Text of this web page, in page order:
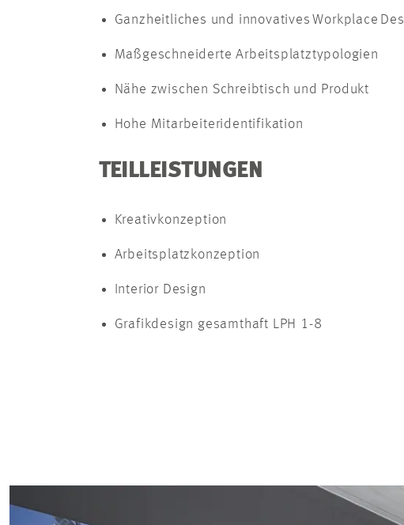
Ganzheitliches und innovatives Workplace
Maßgeschneiderte Arbeitsplatztypologien
Nähe zwischen Schreibtisch und Produkt
Hohe Mitarbeiteridentifikation
TEILLEISTUNGEN
Kreativkonzeption
Arbeitsplatzkonzeption
Interior Design
Grafikdesign gesamthaft LPH 1-8